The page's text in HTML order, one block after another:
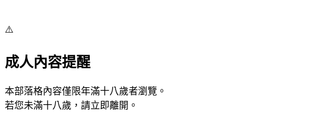
⚠️
成人內容提醒
本部落格內容僅限年滿十八歲者瀏覽。
若您未滿十八歲，請立即離開。